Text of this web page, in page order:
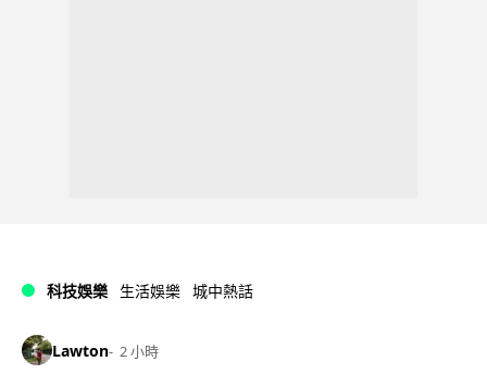
科技娛樂 生活娛樂 城中熱話
Lawton 2 小時